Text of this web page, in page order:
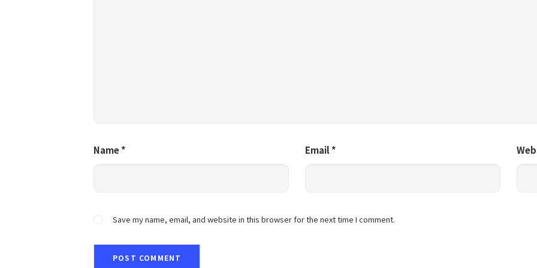
Name* Email*
Save my name, email, and website in this browser for the next time I comment.